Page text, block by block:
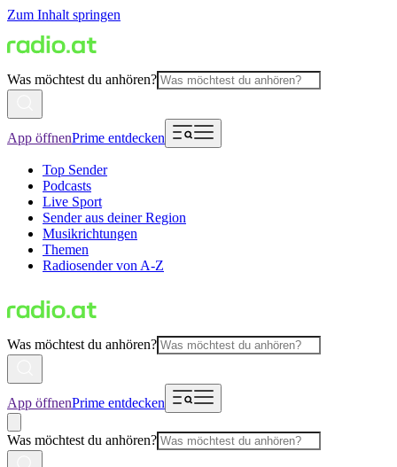
Zum Inhalt springen
Was möchtest du anhören?
App öffnenPrime entdecken
Top Sender
Podcasts
Live Sport
Sender aus deiner Region
Musikrichtungen
Themen
Radiosender von A-Z
Was möchtest du anhören?
App öffnenPrime entdecken
Was möchtest du anhören?